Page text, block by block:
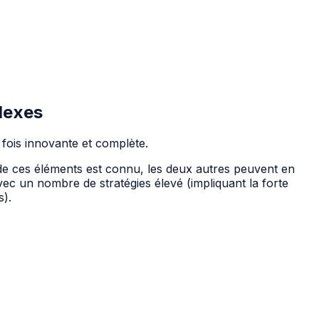
innovante et complète.
ces éléments est connu, les deux autres peuvent en
un nombre de stratégies élevé (impliquant la forte